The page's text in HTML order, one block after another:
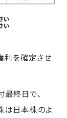
利を確定させ
終日で、
は日本株のよ